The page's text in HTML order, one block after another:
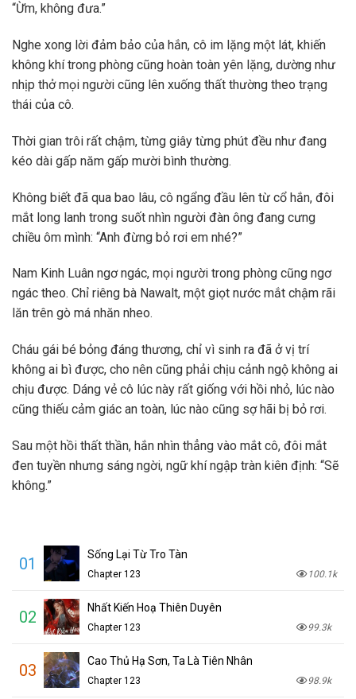
“Ừm, không đưa.”
Nghe xong lời đảm bảo của hắn, cô im lặng một lát, khiến
không khí trong phòng cũng hoàn toàn yên lặng, dường như
nhịp thở mọi người cũng lên xuống thất thường theo trạng
thái của cô.
Thời gian trôi rất chậm, từng giây từng phút đều như đang
kéo dài gấp năm gấp mười bình thường.
Không biết đã qua bao lâu, cô ngẩng đầu lên từ cổ hắn, đôi
mắt long lanh trong suốt nhìn người đàn ông đang cưng
chiều ôm mình: “Anh đừng bỏ rơi em nhé?”
Nam Kinh Luân ngơ ngác, mọi người trong phòng cũng ngơ
ngác theo. Chỉ riêng bà Nawalt, một giọt nước mắt chậm rãi
lăn trên gò má nhăn nheo.
Cháu gái bé bỏng đáng thương, chỉ vì sinh ra đã ở vị trí
không ai bì được, cho nên cũng phải chịu cảnh ngộ không ai
chịu được. Dáng vẻ cô lúc này rất giống với hồi nhỏ, lúc nào
cũng thiếu cảm giác an toàn, lúc nào cũng sợ hãi bị bỏ rơi.
Sau một hồi thất thần, hắn nhìn thẳng vào mắt cô, đôi mắt
đen tuyền nhưng sáng ngời, ngữ khí ngập tràn kiên định: “Sẽ
không.”
01 Sống Lại Từ Tro Tàn
Chapter 123 100.1k
02 Nhất Kiến Hoạ Thiên Duyên
Chapter 123 99.3k
03 Cao Thủ Hạ Sơn, Ta Là Tiên Nhân
Chapter 123 98.9k